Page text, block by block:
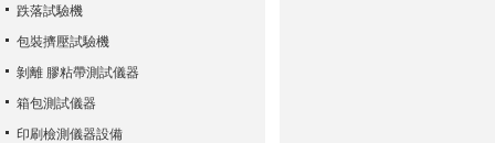
跌落試驗機
包裝擠壓試驗機
剝離 膠粘帶測試儀器
箱包測試儀器
印刷檢測儀器設備